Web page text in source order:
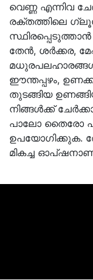
വെണ്ണ എന്നിവ
രക്തത്തിലെ
തേൻ, ശർക്കര,
മധുരപലഹാരങ്ങൾ
ഈന്തപ്പഴം,
തുടങ്ങിയ
നിങ്ങൾക്ക്
പാലോ തൈരോ
ഉപയോഗിക്കുക.
മികച്ച